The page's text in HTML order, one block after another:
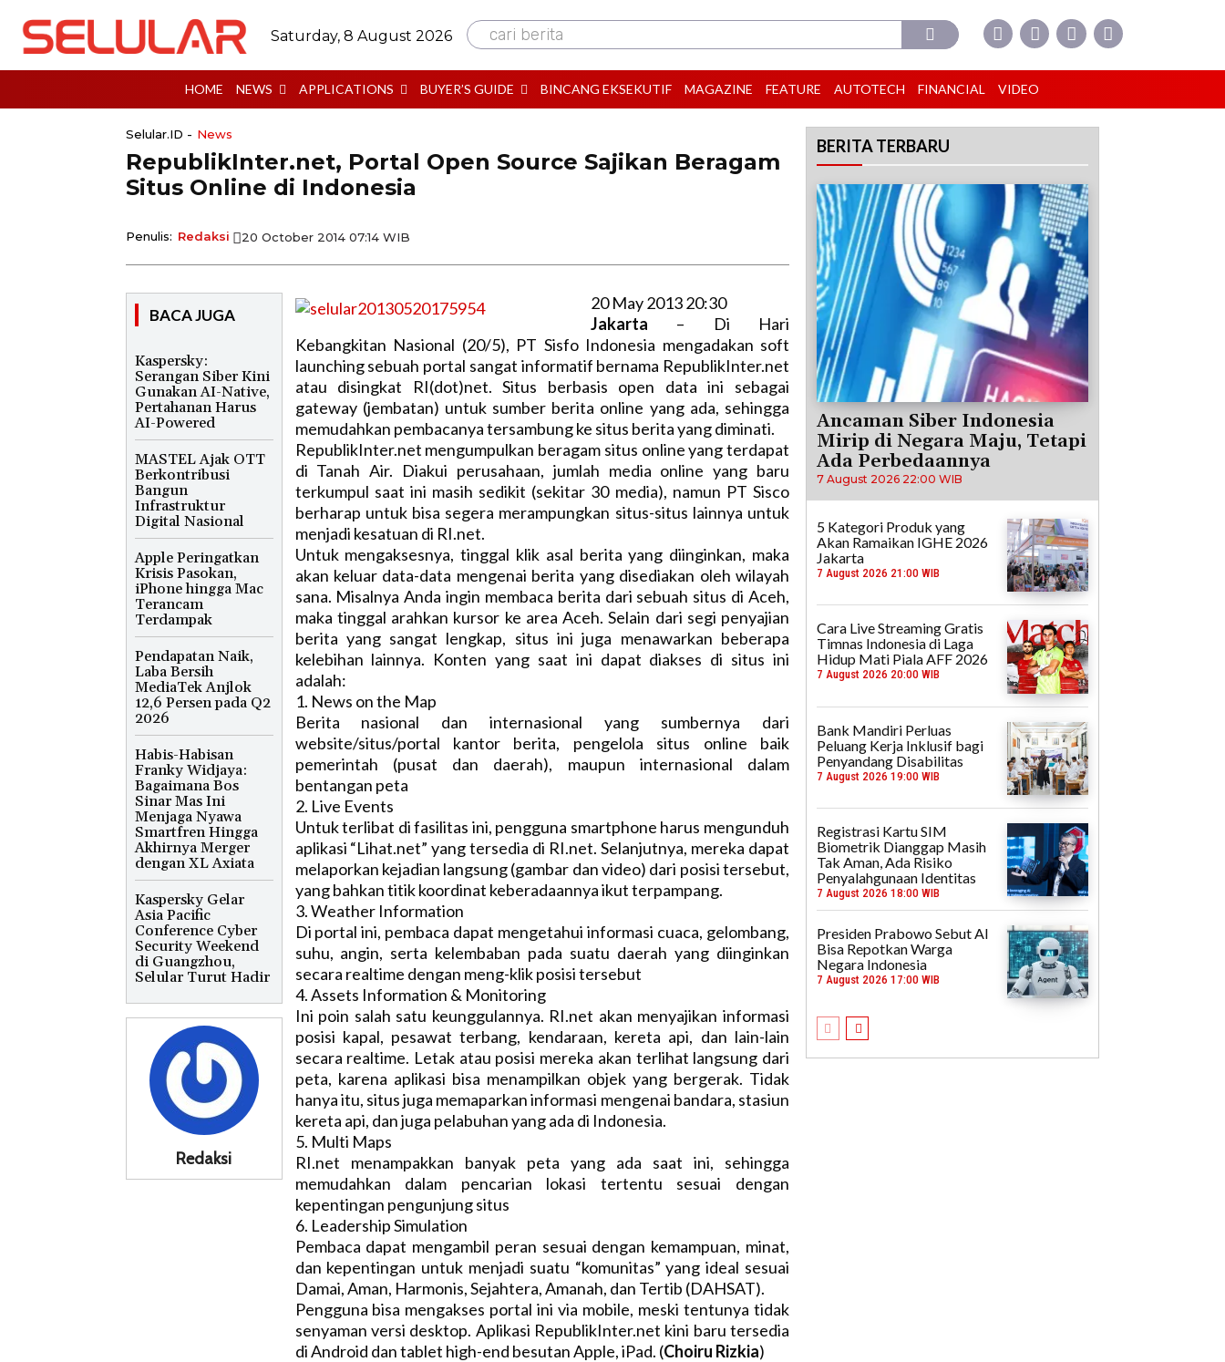
Saturday, 8 August 2026 cari berita
HOME NEWS APPLICATIONS BUYER’S GUIDE BINCANG EKSEKUTIF MAGAZINE FEATURE AUTOTECH FINANCIAL VIDEO
Selular.ID - News
RepublikInter.net, Portal Open Source Sajikan Beragam
Situs Online di Indonesia
Penulis: Redaksi 20 October 2014 07:14 WIB
BACA JUGA
Kaspersky:
Serangan Siber Kini
Gunakan AI-Native,
Pertahanan Harus
AI-Powered
MASTEL Ajak OTT
Berkontribusi
Bangun
Infrastruktur
Digital Nasional
Apple Peringatkan
Krisis Pasokan,
iPhone hingga Mac
Terancam
Terdampak
Pendapatan Naik,
Laba Bersih
MediaTek Anjlok
12,6 Persen pada Q2
2026
Habis-Habisan
Franky Widjaya:
Bagaimana Bos
Sinar Mas Ini
Menjaga Nyawa
Smartfren Hingga
Akhirnya Merger
dengan XL Axiata
Kaspersky Gelar
Asia Pacific
Conference Cyber
Security Weekend
di Guangzhou,
Selular Turut Hadir
Redaksi
20 May 2013 20:30
Jakarta – Di Hari
Kebangkitan Nasional (20/5), PT Sisfo Indonesia mengadakan soft
launching sebuah portal sangat informatif bernama RepublikInter.net
atau disingkat RI(dot)net. Situs berbasis open data ini sebagai
gateway (jembatan) untuk sumber berita online yang ada, sehingga
memudahkan pembacanya tersambung ke situs berita yang diminati.
RepublikInter.net mengumpulkan beragam situs online yang terdapat
di Tanah Air. Diakui perusahaan, jumlah media online yang baru
terkumpul saat ini masih sedikit (sekitar 30 media), namun PT Sisco
berharap untuk bisa segera merampungkan situs-situs lainnya untuk
menjadi kesatuan di RI.net.
Untuk mengaksesnya, tinggal klik asal berita yang diinginkan, maka
akan keluar data-data mengenai berita yang disediakan oleh wilayah
sana. Misalnya Anda ingin membaca berita dari sebuah situs di Aceh,
maka tinggal arahkan kursor ke area Aceh. Selain dari segi penyajian
berita yang sangat lengkap, situs ini juga menawarkan beberapa
kelebihan lainnya. Konten yang saat ini dapat diakses di situs ini
adalah:
1. News on the Map
Berita nasional dan internasional yang sumbernya dari
website/situs/portal kantor berita, pengelola situs online baik
pemerintah (pusat dan daerah), maupun internasional dalam
bentangan peta
2. Live Events
Untuk terlibat di fasilitas ini, pengguna smartphone harus mengunduh
aplikasi “Lihat.net” yang tersedia di RI.net. Selanjutnya, mereka dapat
melaporkan kejadian langsung (gambar dan video) dari posisi tersebut,
yang bahkan titik koordinat keberadaannya ikut terpampang.
3. Weather Information
Di portal ini, pembaca dapat mengetahui informasi cuaca, gelombang,
suhu, angin, serta kelembaban pada suatu daerah yang diinginkan
secara realtime dengan meng-klik posisi tersebut
4. Assets Information & Monitoring
Ini poin salah satu keunggulannya. RI.net akan menyajikan informasi
posisi kapal, pesawat terbang, kendaraan, kereta api, dan lain-lain
secara realtime. Letak atau posisi mereka akan terlihat langsung dari
peta, karena aplikasi bisa menampilkan objek yang bergerak. Tidak
hanya itu, situs juga memaparkan informasi mengenai bandara, stasiun
kereta api, dan juga pelabuhan yang ada di Indonesia.
5. Multi Maps
RI.net menampakkan banyak peta yang ada saat ini, sehingga
memudahkan dalam pencarian lokasi tertentu sesuai dengan
kepentingan pengunjung situs
6. Leadership Simulation
Pembaca dapat mengambil peran sesuai dengan kemampuan, minat,
dan kepentingan untuk menjadi suatu “komunitas” yang ideal sesuai
Damai, Aman, Harmonis, Sejahtera, Amanah, dan Tertib (DAHSAT).
Pengguna bisa mengakses portal ini via mobile, meski tentunya tidak
senyaman versi desktop. Aplikasi RepublikInter.net kini baru tersedia
di Android dan tablet high-end besutan Apple, iPad. (Choiru Rizkia)
BERITA TERBARU
Ancaman Siber Indonesia
Mirip di Negara Maju, Tetapi
Ada Perbedaannya
7 August 2026 22:00 WIB
5 Kategori Produk yang
Akan Ramaikan IGHE 2026
Jakarta
7 August 2026 21:00 WIB
Cara Live Streaming Gratis
Timnas Indonesia di Laga
Hidup Mati Piala AFF 2026
7 August 2026 20:00 WIB
Bank Mandiri Perluas
Peluang Kerja Inklusif bagi
Penyandang Disabilitas
7 August 2026 19:00 WIB
Registrasi Kartu SIM
Biometrik Dianggap Masih
Tak Aman, Ada Risiko
Penyalahgunaan Identitas
7 August 2026 18:00 WIB
Presiden Prabowo Sebut AI
Bisa Repotkan Warga
Negara Indonesia
7 August 2026 17:00 WIB